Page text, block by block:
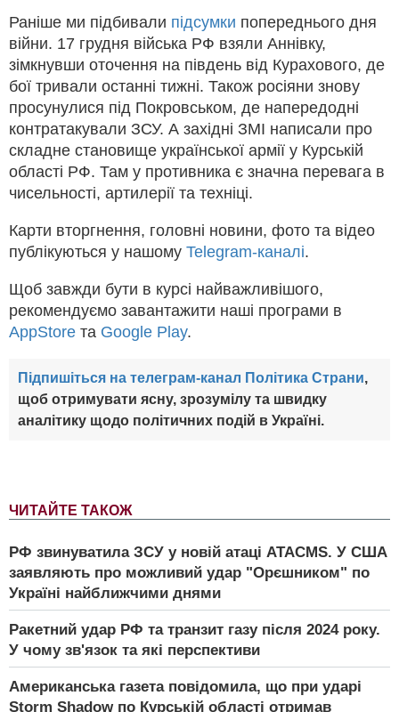
ЧИТАЙТЕ ТАКОЖ
РФ звинуватила ЗСУ у новій атаці ATACMS. У США
заявляють про можливий удар "Орєшником" по
Україні найближчими днями
Ракетний удар РФ та транзит газу після 2024 року.
У чому зв'язок та які перспективи
Американська газета повідомила, що при ударі
Storm Shadow по Курській області отримав
Раніше ми підбивали підсумки попереднього дня
війни. 17 грудня війська РФ взяли Аннівку,
зімкнувши оточення на південь від Курахового, де
бої тривали останні тижні. Також росіяни знову
просунулися під Покровськом, де напередодні
контратакували ЗСУ. А західні ЗМІ написали про
складне становище української армії у Курській
області РФ. Там у противника є значна перевага в
чисельності, артилерії та техніці.
Карти вторгнення, головні новини, фото та відео
публікуються у нашому Telegram-каналі.
Щоб завжди бути в курсі найважливішого,
рекомендуємо завантажити наші програми в
AppStore та Google Play.
Підпишіться на телеграм-канал Політика Страни,
щоб отримувати ясну, зрозумілу та швидку
аналітику щодо політичних подій в Україні.